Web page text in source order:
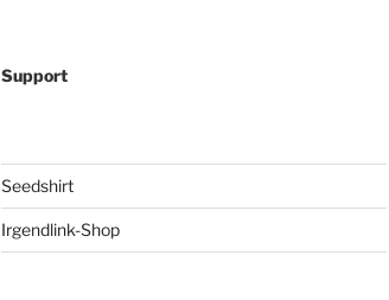
Support
Seedshirt
Irgendlink-Shop